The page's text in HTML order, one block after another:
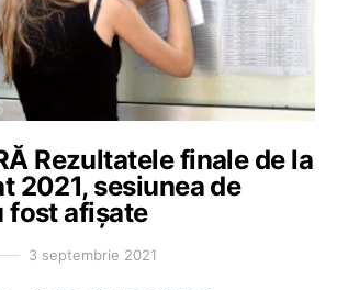
Rezultatele finale de la
2021, sesiunea de
fost afișate
3 septembrie 2021